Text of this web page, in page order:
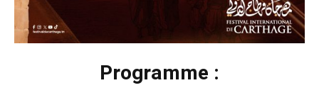
Programme :